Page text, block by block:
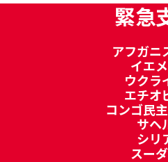
緊急
アフガニ
イエ
ウクラ
エチオ
コンゴ民
サヘ
シリ
スー